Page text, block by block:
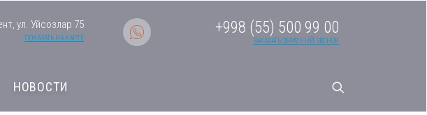
ул. Уйсозлар 75
ПОКАЗАТЬ НА КАРТЕ
+998 (55) 500 99 00
ЗАКАЗАТЬ ОБРАТНЫЙ ЗВОНОК
НОВОСТИ